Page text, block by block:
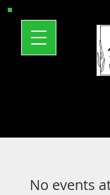
No events